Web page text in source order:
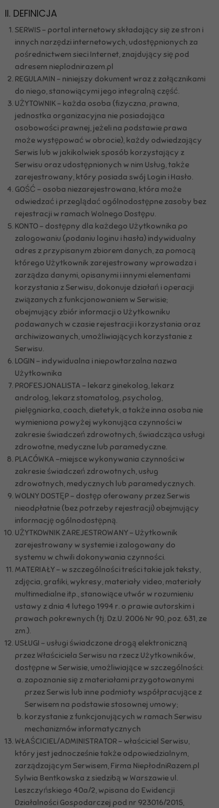
II. DEFINICJA
SERWIS – portal internetowy składający się ze stron i
innych narzędzi internetowych, udostępnionych za
pośrednictwem sieci Internet, znajdujący się pod
adresem nieplodnirazem.pl
REGULAMIN – niniejszy dokument wraz z załącznikami
do niego, stanowiącymi jego integralną część.
UŻYTOWNIK – każda osoba (fizyczna, prawna,
jednostka organizacyjna nie posiadająca
osobowości prawnej, jeżeli na podstawie prawa
może występować w obrocie), każdy odwiedzający
Serwis lub w jakikolwiek sposób korzystający z
Serwisu oraz udostępnionych w nim Usług, także
zarejestrowany, który posiada swój Login i Hasło.
GOŚĆ – osoba niezarejestrowana, która może
odwiedzać i przeglądać ogólnodostępne zasoby bez
rejestracji w ramach Wolnego Dostępu.
KONTO – dostępny dla każdego Użytkownika po
zalogowaniu (podaniu loginu i hasła) indywidualny
adres z przypisanym zbiorem danych, za pomocą
którego Użytkownik zarejestrowany wprowadza i
zarządza danymi, opisanymi i innymi elementami
korzystania z Serwisu, dokonuje działań i operacji
związanych z funkcjonowaniem w Serwisie;
obejmujący zbiór informacji o Użytkowniku
podawanych w czasie rejestracji i korzystania oraz
archiwizowanych, umożliwiających korzystanie z
Serwisu.
LOGIN – indywidualna i niepowtarzalna nazwa
Użytkownika
PROFESJONALISTA – lekarz ginekolog, lekarz
androlog, lekarz stomatolog, psycholog,
pielęgniarka, coach, dietetyk, a także inna osoba nie
wymieniona powyżej wykonująca czynności w
zakresie świadczeń zdrowotnych, świadcząca usługi
zdrowotne, medyczne lub paramedyczne.
PLACÓWKA -miejsce wykonywania czynności w
zakresie świadczeń zdrowotnych, usług
zdrowotnych, medycznych lub paramedycznych.
WOLNY DOSTĘP – dostęp oferowany przez Serwis
nieodpłatnie (bez potrzeby rejestracji) obejmujący
informację ogólnodostępną.
UŻYTKOWNIK ZAREJESTROWANY – Użytkownik
zarejestrowany w systemie i zalogowany do
systemu w chwili dokonywania czynności.
MATERIAŁY – w szczególności treści takie jak teksty,
zdjęcia, grafiki, wykresy, materiały video, materiały
multimedialne itp., stanowiące utwór w rozumieniu
ustawy z dnia 4 lutego 1994 r. o prawie autorskim i
prawach pokrewnych (tj. Dz.U. 2006 Nr 90, poz. 631, ze
zm.).
USŁUGI – usługi świadczone drogą elektroniczną
przez Właściciela Serwisu na rzecz Użytkowników,
dostępne w Serwisie, umożliwiające w szczególności:
zapoznanie się z materiałami przygotowanymi
przez Serwis lub inne podmioty współpracujące z
Serwisem na podstawie stosownej umowy;
korzystanie z funkcjonujących w ramach Serwisu
mechanizmów informatycznych
WŁAŚCICIEL/ADMINISTRATOR – właściciel Serwisu,
który jest jednocześnie także odpowiedzialnym,
zarządzającym Serwisem, Firma NiepłodniRazem.pl
Sylwia Bentkowska z siedzibą w Warszawie ul.
Leszczyńskiego 40a/2, wpisana do Ewidencji
Działalności Gospodarczej pod nr 923016/2015,